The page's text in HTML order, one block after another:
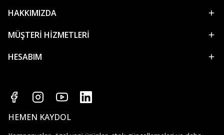
HAKKIMIZDA
MÜŞTERİ HİZMETLERİ
HESABIM
HEMEN KAYDOL